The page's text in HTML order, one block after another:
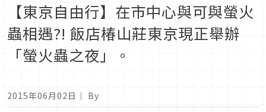
【東京自由行】在市中心與可與螢火
蟲相遇?! 飯店椿山莊東京現正舉辦
「螢火蟲之夜」。
2015年06月02日 ｜ By